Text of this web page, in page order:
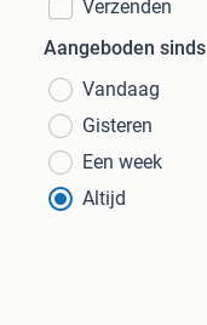
Verzenden
Aangeboden sinds
Vandaag
Gisteren
Een week
Altijd